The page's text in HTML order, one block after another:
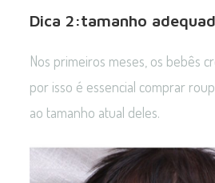
Dica 2:tamanho
Nos primeiros meses, os bebês
por isso é essencial comprar
ao tamanho atual deles.